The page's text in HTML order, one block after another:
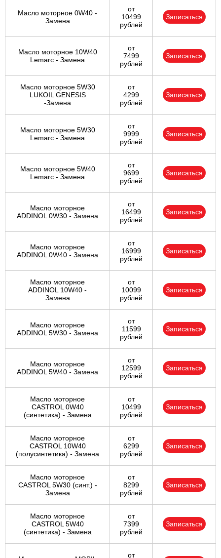
Масло моторное 0W40 -
Замена
от
10499
рублей
Записаться
Масло моторное 10W40
Lemarc - Замена
от
7499
рублей
Записаться
Масло моторное 5W30
LUKOIL GENESIS
-Замена
от
4299
рублей
Записаться
Масло моторное 5W30
Lemarc - Замена
от
9999
рублей
Записаться
Масло моторное 5W40
Lemarc - Замена
от
9699
рублей
Записаться
Масло моторное
ADDINOL 0W30 - Замена
от
16499
рублей
Записаться
Масло моторное
ADDINOL 0W40 - Замена
от
16999
рублей
Записаться
Масло моторное
ADDINOL 10W40 -
Замена
от
10099
рублей
Записаться
Масло моторное
ADDINOL 5W30 - Замена
от
11599
рублей
Записаться
Масло моторное
ADDINOL 5W40 - Замена
от
12599
рублей
Записаться
Масло моторное
CASTROL 0W40
(синтетика) - Замена
от
10499
рублей
Записаться
Масло моторное
CASTROL 10W40
(полусинтетика) - Замена
от
6299
рублей
Записаться
Масло моторное
CASTROL 5W30 (синт.) -
Замена
от
8299
рублей
Записаться
Масло моторное
CASTROL 5W40
(синтетика) - Замена
от
7399
рублей
Записаться
от